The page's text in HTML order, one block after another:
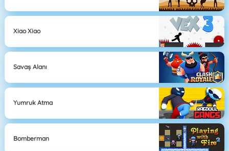
Xiao Xiao
Savaş Alanı
Yumruk Atma
Bomberman